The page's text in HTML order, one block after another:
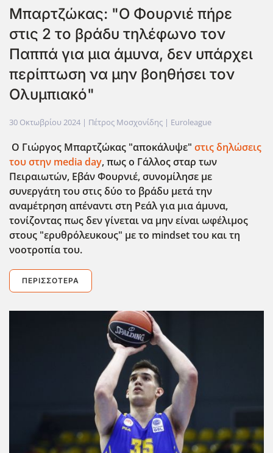
Μπαρτζώκας: "Ο Φουρνιέ πήρε
στις 2 το βράδυ τηλέφωνο τον
Παππά για μια άμυνα, δεν υπάρχει
περίπτωση να μην βοηθήσει τον
Ολυμπιακό"
30 Οκτωβρίου 2024 | Πέτρος Μοσχονίδης | Euroleague
Ο Γιώργος Μπαρτζώκας "αποκάλυψε" στις δηλώσεις
του στην media day, πως ο Γάλλος σταρ των
Πειραιωτών, Εβάν Φουρνιέ, συνομίλησε με
συνεργάτη του στις δύο το βράδυ μετά την
αναμέτρηση απέναντι στη Ρεάλ για μια άμυνα,
τονίζοντας πως δεν γίνεται να μην είναι ωφέλιμος
στους "ερυθρόλευκους" με το mindset του και τη
νοοτροπία του.
ΠΕΡΙΣΣΌΤΕΡΑ